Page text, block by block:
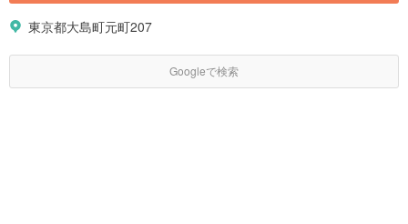
東京都大島町元町207
Googleで検索